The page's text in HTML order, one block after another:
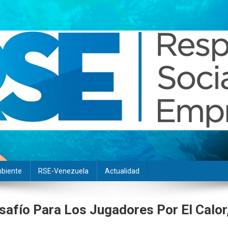
RSE-Venezuela Actualidad
Para Los Jugadores Por El